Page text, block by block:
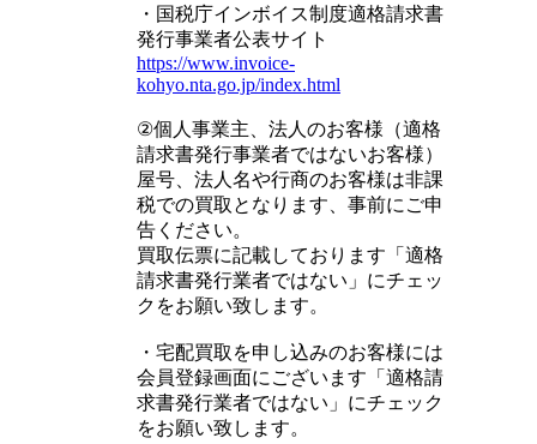
・国税庁インボイス制度適格請求書
発行事業者公表サイト
https://www.invoice-
kohyo.nta.go.jp/index.html
②個人事業主、法人のお客様（適格
請求書発行事業者ではないお客様）
屋号、法人名や行商のお客様は非課
税での買取となります、事前にご申
告ください。
買取伝票に記載しております「適格
請求書発行業者ではない」にチェッ
クをお願い致します。
・宅配買取を申し込みのお客様には
会員登録画面にございます「適格請
求書発行業者ではない」にチェック
をお願い致します。